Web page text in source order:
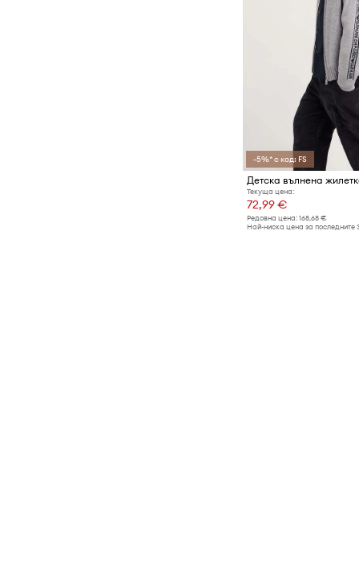
-5%* с код: FS
Текуща цена:
72,99 €
Редовна цена: 168,68 €
Най-ниска цена за последните